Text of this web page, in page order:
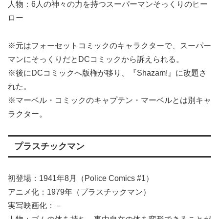
人物：6人の神々の力を持つスーパーマンそっくりのヒー
ロー
※元はフォーセットコミックのキャラクターで、スーパー
マンにそっくりだとDCコミックから訴えられる。
※後にDCコミックへ版権が移り、『Shazam!』に改題さ
れた。
※マーベル・コミックのキャプテン・マーベルとは別キャ
ラクター。
プラスチックマン
初登場：1941年8月（Police Comics #1）
アニメ化：1979年（プラスチックマン）
実写映画化：－